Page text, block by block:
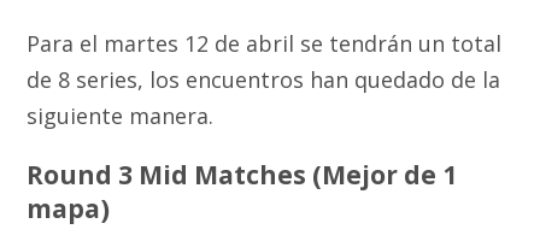
Para el martes 12 de abril se tendrán un total
de 8 series, los encuentros han quedado de la
siguiente manera.
Round 3 Mid Matches (Mejor de 1
mapa)